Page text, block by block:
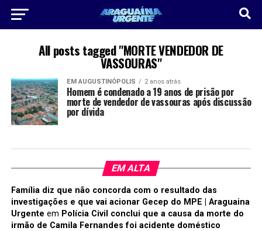
All posts tagged "MORTE VENDEDOR DE
VASSOURAS"
EM AUGUSTINÓPOLIS 2 anos atrás
Homem é condenado a 19 anos de prisão por
morte de vendedor de vassouras após discussão
por dívida
EM ALTA
Família diz que não concorda com o resultado das
investigações e que vai acionar Gecep do MPE | Araguaina
Urgente em Polícia Civil conclui que a causa da morte do
irmão de Camila Fernandes foi acidente doméstico